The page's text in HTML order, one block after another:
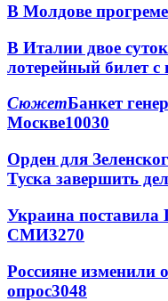
В Молдове
В Италии двое
лотерейный билет
СюжетБанкет
Москве10030
Орден для
Туска завершить
Украина поставила
СМИ3270
Россияне изменили
опрос3048